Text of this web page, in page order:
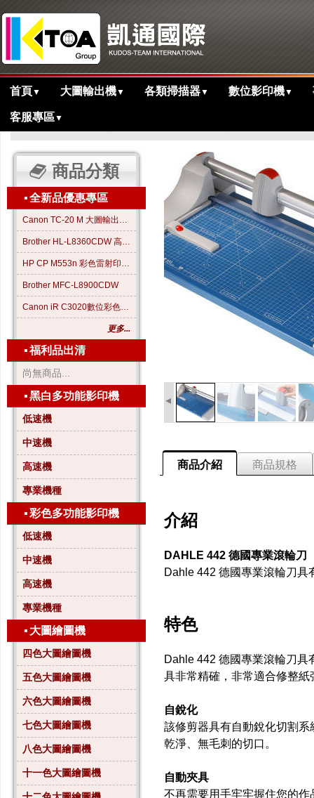
首頁▼ 大圖輸出機▼ 各類掃描器▼ 數位影印機▼
客服專區▼
主目錄
商品分類
▪全新品優惠專區
Canon TC-20 M 大圖輸出繪圖機
Brother HL-L8360CDW 高效彩色雷射印表機
HP CP M553n 彩色雷射印表機
Brother MFC-L8900CDW
Canon iR C3020數位彩色影印機
更多...
▪福利品出清
尚無商品...
▪黑白多功能影印機
低速機
中速機
高速機
專業機種
▪彩色多功能影印機
低速機
中速機
高速機
專業機種
▪ 大圖繪圖機
四色大圖繪圖機
五色大圖繪圖機
六色大圖繪圖機
七色大圖繪圖機
八色大圖繪圖機
十一色大圖繪圖機
◂
商品介紹 商品規格
介紹
DAHLE 442 德國專業滾輪刀
Dahle 442 德國專業滾輪刀
特色
Dahle 442 德國專業滾輪刀
具非常精確，非常適合修整紙
自銳化
該修剪器具有自動銳化切割
乾淨、無毛刺的切口。
自動夾具
不再需要用手牢牢握住您的